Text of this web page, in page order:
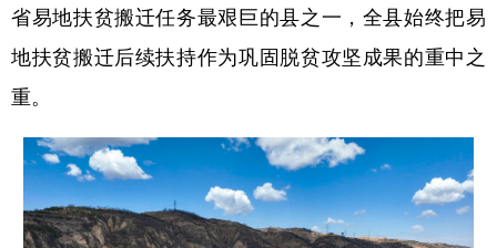
省易地扶贫搬迁任务最艰巨的县之一，全县始终把易
地扶贫搬迁后续扶持作为巩固脱贫攻坚成果的重中之
重。